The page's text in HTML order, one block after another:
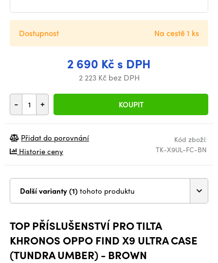
2 690 Kč s DPH
2 223 Kč bez DPH
- + KOUPIT
Dostupnost Na cestě 1 ks
Kód zboží:
TK-X9UL-FC-BN
Přidat do porovnání
Historie ceny
Další varianty (1) tohoto produktu
TOP PŘÍSLUŠENSTVÍ PRO TILTA
KHRONOS OPPO FIND X9 ULTRA CASE
(TUNDRA UMBER) - BROWN